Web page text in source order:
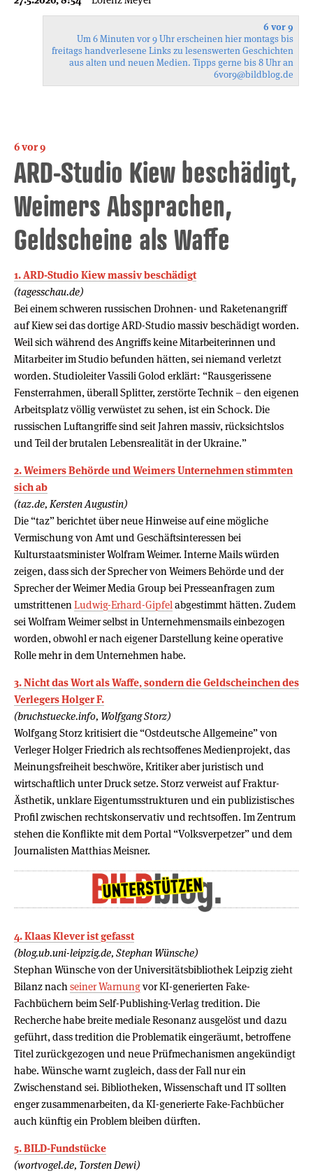
6 vor 9
Um 6 Minuten vor 9 Uhr erscheinen hier montags bis
freitags handverlesene Links zu lesenswerten Geschichten
aus alten und neuen Medien. Tipps gerne bis 8 Uhr an
6vor9@bildblog.de
6 vor 9
ARD-Studio Kiew beschädigt,
Weimers Absprachen,
Geldscheine als Waffe
1. ARD-Studio Kiew massiv beschädigt
(tagesschau.de)
Bei einem schweren russischen Drohnen- und Raketenangriff
auf Kiew sei das dortige ARD-Studio massiv beschädigt worden.
Weil sich während des Angriffs keine Mitarbeiterinnen und
Mitarbeiter im Studio befunden hätten, sei niemand verletzt
worden. Studioleiter Vassili Golod erklärt: “Rausgerissene
Fensterrahmen, überall Splitter, zerstörte Technik – den eigenen
Arbeitsplatz völlig verwüstet zu sehen, ist ein Schock. Die
russischen Luftangriffe sind seit Jahren massiv, rücksichtslos
und Teil der brutalen Lebensrealität in der Ukraine.”
2. Weimers Behörde und Weimers Unternehmen stimmten
sich ab
(taz.de, Kersten Augustin)
Die “taz” berichtet über neue Hinweise auf eine mögliche
Vermischung von Amt und Geschäftsinteressen bei
Kulturstaatsminister Wolfram Weimer. Interne Mails würden
zeigen, dass sich der Sprecher von Weimers Behörde und der
Sprecher der Weimer Media Group bei Presseanfragen zum
umstrittenenLudwig-Erhard-Gipfelabgestimmt hätten. Zudem
sei Wolfram Weimer selbst in Unternehmensmails einbezogen
worden, obwohl er nach eigener Darstellung keine operative
Rolle mehr in dem Unternehmen habe.
3. Nicht das Wort als Waffe, sondern die Geldscheinchen des
Verlegers Holger F.
(bruchstuecke.info, Wolfgang Storz)
Wolfgang Storz kritisiert die “Ostdeutsche Allgemeine” von
Verleger Holger Friedrich als rechtsoffenes Medienprojekt, das
Meinungsfreiheit beschwöre, Kritiker aber juristisch und
wirtschaftlich unter Druck setze. Storz verweist auf Fraktur-
Ästhetik, unklare Eigentumsstrukturen und ein publizistisches
Profil zwischen rechtskonservativ und rechtsoffen. Im Zentrum
stehen die Konflikte mit dem Portal “Volksverpetzer” und dem
Journalisten Matthias Meisner.
4. Klaas Klever ist gefasst
(blog.ub.uni-leipzig.de, Stephan Wünsche)
Stephan Wünsche von der Universitätsbibliothek Leipzig zieht
Bilanz nachseiner Warnungvor KI-generierten Fake-
Fachbüchern beim Self-Publishing-Verlag tredition. Die
Recherche habe breite mediale Resonanz ausgelöst und dazu
geführt, dass tredition die Problematik eingeräumt, betroffene
Titel zurückgezogen und neue Prüfmechanismen angekündigt
habe. Wünsche warnt zugleich, dass der Fall nur ein
Zwischenstand sei. Bibliotheken, Wissenschaft und IT sollten
enger zusammenarbeiten, da KI-generierte Fake-Fachbücher
auch künftig ein Problem bleiben dürften.
5. BILD-Fundstücke
(wortvogel.de, Torsten Dewi)